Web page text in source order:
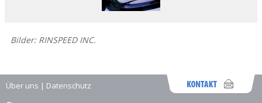
Bilder: RINSPEED INC.
Über uns | Datenschutz